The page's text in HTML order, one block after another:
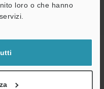
loro o che hanno
velocità
m per telecamera ad alta